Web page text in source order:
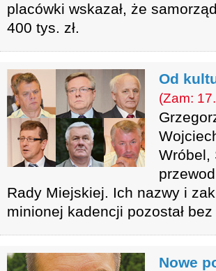
placówki wskazał, że
400 tys. zł.
Od
(Zam:
Wróbel,
Rady Miejskiej. Ich nazwy i
minionej kadencji pozostał
Nowe